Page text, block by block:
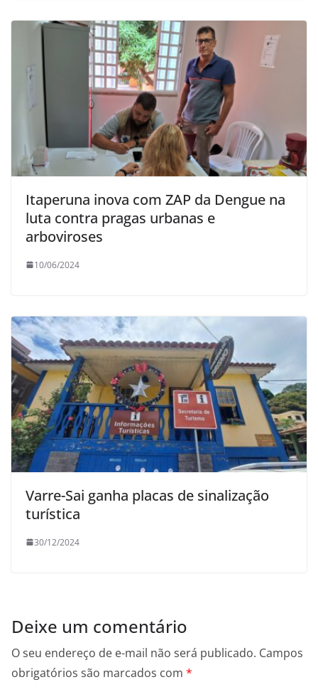
Itaperuna inova com ZAP da Dengue na
luta contra pragas urbanas e
arboviroses
10/06/2024
Varre-Sai ganha placas de sinalização
turística
30/12/2024
Deixe um comentário
O seu endereço de e-mail não será publicado. Campos
obrigatórios são marcados com *